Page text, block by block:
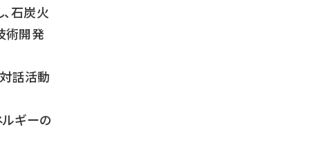
石炭火
術開発
話活動
ギーの